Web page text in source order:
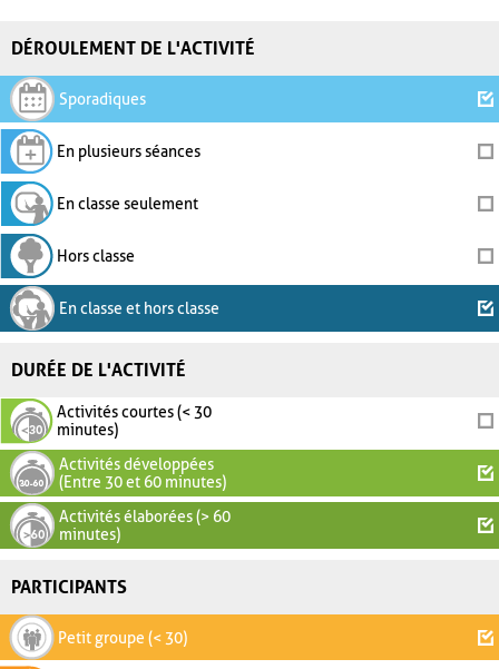
DÉROULEMENT DE L'ACTIVITÉ
Sporadiques
En plusieurs séances
En classe seulement
Hors classe
En classe et hors classe
DURÉE DE L'ACTIVITÉ
Activités courtes (< 30
minutes)
Activités développées
(Entre 30 et 60 minutes)
Activités élaborées (> 60
minutes)
PARTICIPANTS
Petit groupe (< 30)